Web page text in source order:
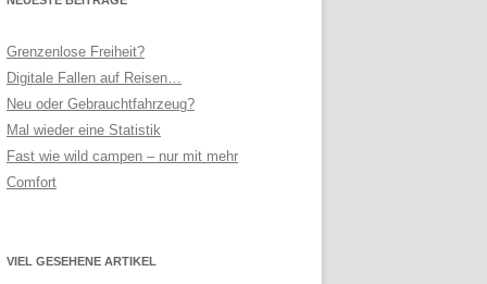
Grenzenlose Freiheit?
Digitale Fallen auf Reisen…
Neu oder Gebrauchtfahrzeug?
Mal wieder eine Statistik
Fast wie wild campen – nur mit mehr
Comfort
VIEL GESEHENE ARTIKEL